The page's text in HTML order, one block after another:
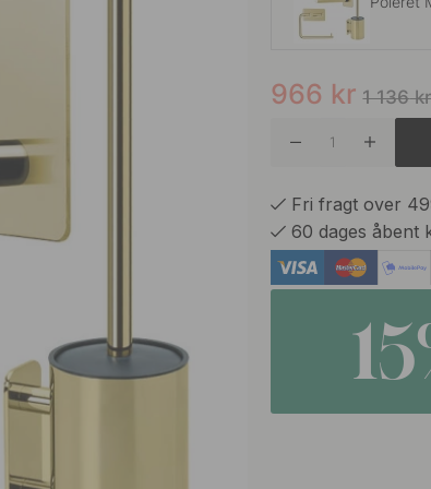
Rustfrit
Sort
1 136kr
966 kr
Fri fragt over
60 dages åbent